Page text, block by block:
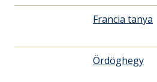
Francia tanya
Ördöghegy